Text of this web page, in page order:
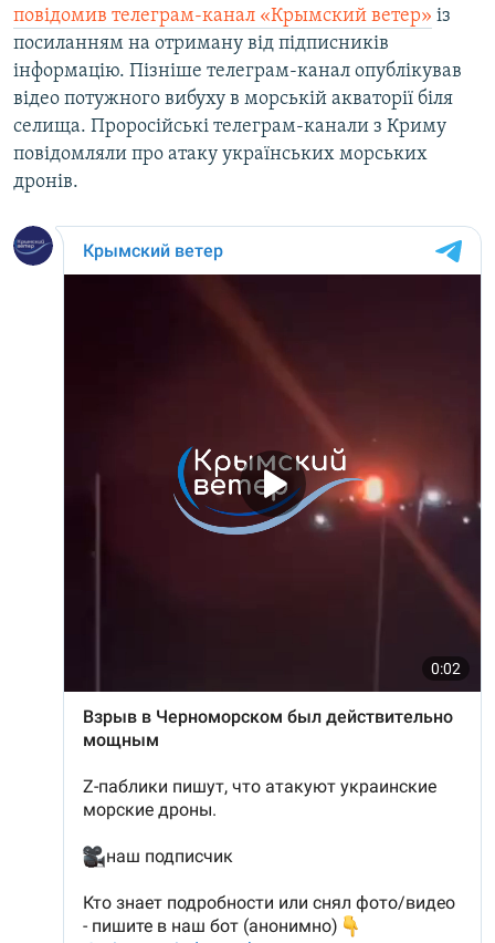
повідомив телеграм-канал «Крымский ветер» із
посиланням на отриману від підписників
інформацію. Пізніше телеграм-канал опублікував
відео потужного вибуху в морській акваторії біля
селища. Проросійські телеграм-канали з Криму
повідомляли про атаку українських морських
дронів.